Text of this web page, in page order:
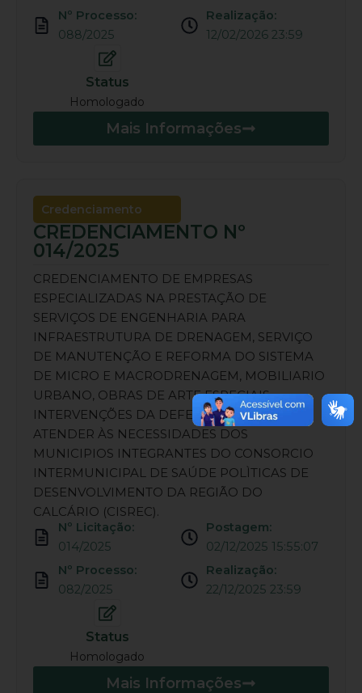
Nº Processo:
088/2025
Realização:
12/02/2026 23:59
Status
Homologado
Mais Informações
Credenciamento
CREDENCIAMENTO Nº
014/2025
CREDENCIAMENTO DE EMPRESAS
ESPECIALIZADAS NA PRESTAÇÃO DE
SERVIÇOS DE ENGENHARIA PARA
INFRAESTRUTURA DE DRENAGEM, SERVIÇO
DE MANUTENÇÃO E REFORMA DO SISTEMA
DE MICRO E MACRODRENAGEM, MOBILIARIO
URBANO, OBRAS DE ARTE ESPECIAIS,
INTERVENÇÕES DA DEFESA CIVIL, PARA
ATENDER ÀS NECESSIDADES DOS
MUNICIPIOS INTEGRANTES DO CONSORCIO
INTERMUNICIPAL DE SAÚDE POLÌTICAS DE
DESENVOLVIMENTO DA REGIÃO DO
CALCÁRIO (CISREC).
Nº Licitação:
014/2025
Nº Processo:
082/2025
Postagem:
02/12/2025 15:55:07
Realização:
22/12/2025 23:59
Status
Homologado
Mais Informações